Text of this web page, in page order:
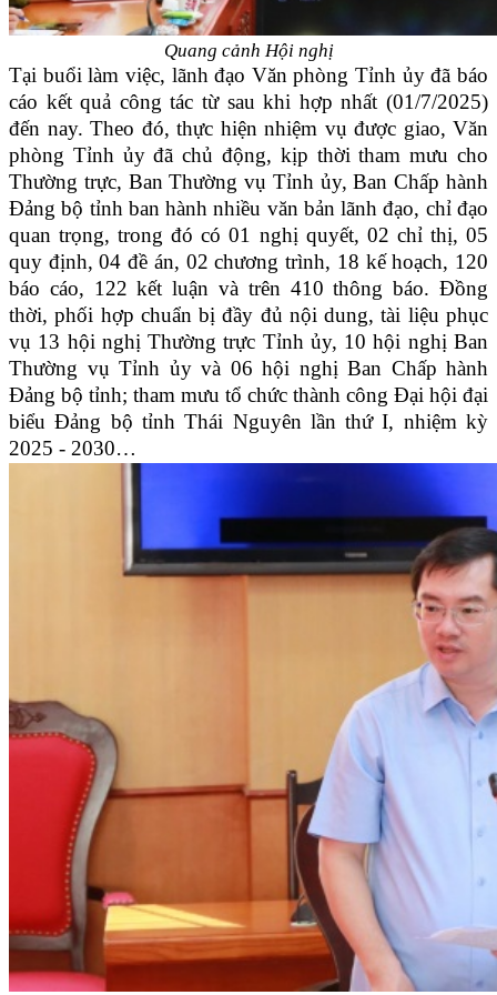
Quang cảnh Hội nghị
Tại buổi làm việc, lãnh đạo Văn phòng Tỉnh ủy đã báo
cáo kết quả công tác từ sau khi hợp nhất (01/7/2025)
đến nay. Theo đó, thực hiện nhiệm vụ được giao, Văn
phòng Tỉnh ủy đã chủ động, kịp thời tham mưu cho
Thường trực, Ban Thường vụ Tỉnh ủy, Ban Chấp hành
Đảng bộ tỉnh ban hành nhiều văn bản lãnh đạo, chỉ đạo
quan trọng, trong đó có 01 nghị quyết, 02 chỉ thị, 05
quy định, 04 đề án, 02 chương trình, 18 kế hoạch, 120
báo cáo, 122 kết luận và trên 410 thông báo. Đồng
thời, phối hợp chuẩn bị đầy đủ nội dung, tài liệu phục
vụ 13 hội nghị Thường trực Tỉnh ủy, 10 hội nghị Ban
Thường vụ Tỉnh ủy và 06 hội nghị Ban Chấp hành
Đảng bộ tỉnh; tham mưu tổ chức thành công Đại hội đại
biểu Đảng bộ tỉnh Thái Nguyên lần thứ I, nhiệm kỳ
2025 - 2030…